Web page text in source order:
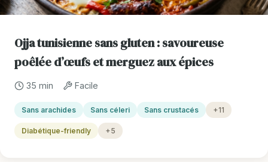
Ojja tunisienne sans gluten : savoureuse
poêlée d’œufs et merguez aux épices
35 min Facile
Sans arachides Sans céleri Sans crustacés +11
Diabétique-friendly +5